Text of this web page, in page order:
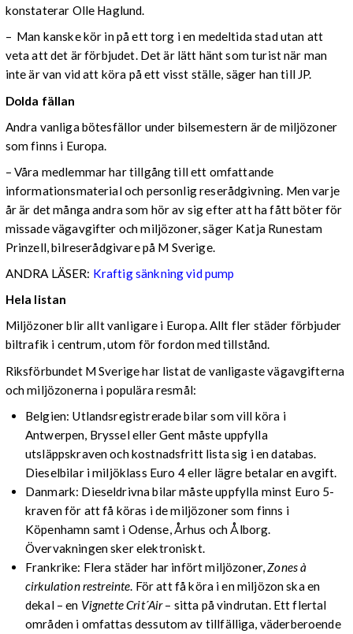
konstaterar Olle Haglund.
– Man kanske kör in på ett torg i en medeltida stad utan att
veta att det är förbjudet. Det är lätt hänt som turist när man
inte är van vid att köra på ett visst ställe, säger han till JP.
Dolda fällan
Andra vanliga bötesfällor under bilsemestern är de miljözoner
som finns i Europa.
– Våra medlemmar har tillgång till ett omfattande
informationsmaterial och personlig reserådgivning. Men varje
år är det många andra som hör av sig efter att ha fått böter för
missade vägavgifter och miljözoner, säger Katja Runestam
Prinzell, bilreserådgivare på M Sverige.
ANDRA LÄSER: Kraftig sänkning vid pump
Hela listan
Miljözoner blir allt vanligare i Europa. Allt fler städer förbjuder
biltrafik i centrum, utom för fordon med tillstånd.
Riksförbundet M Sverige har listat de vanligaste vägavgifterna
och miljözonerna i populära resmål:
Belgien: Utlandsregistrerade bilar som vill köra i
Antwerpen, Bryssel eller Gent måste uppfylla
utsläppskraven och kostnadsfritt lista sig i en databas.
Dieselbilar i miljöklass Euro 4 eller lägre betalar en avgift.
Danmark: Dieseldrivna bilar måste uppfylla minst Euro 5-
kraven för att få köras i de miljözoner som finns i
Köpenhamn samt i Odense, Århus och Ålborg.
Övervakningen sker elektroniskt.
Frankrike: Flera städer har infört miljözoner,Zones à
cirkulation restreinte. För att få köra i en miljözon ska en
dekal – en Vignette Crit´Air– sitta på vindrutan. Ett flertal
områden i omfattas dessutom av tillfälliga, väderberoende